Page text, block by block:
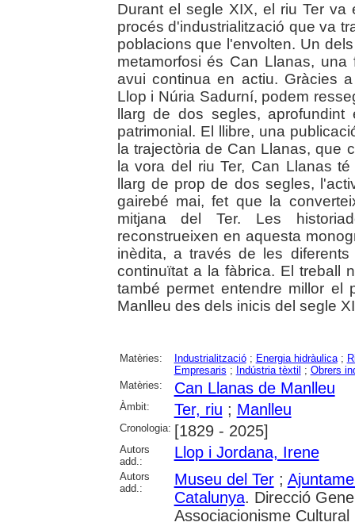
Durant el segle XIX, el riu Ter va
procés d'industrialització que va
poblacions que l'envolten. Un
metamorfosi és Can Llanas,
avui continua en actiu. Gràcies
Llop i Núria Sadurní, podem
llarg de dos segles,
patrimonial. El llibre, una
la trajectòria de Can Llanas, que
la vora del riu Ter, Can Llanas
llarg de prop de dos segles,
gairebé mai, fet que la
mitjana del Ter. Les
reconstrueixen en aquesta
inèdita, a través de les
continuïtat a la fàbrica. El treball
també permet entendre millor el
Manlleu des dels inicis del segle
Matèries: Industrialització; Energia hidràulica;
Empresaris ; Indústria tèxtil ; Obrers
Matèries:
Can Llanas de Manlleu
Àmbit: Ter, riu ; Manlleu
Cronologia: [1829 - 2025]
Autors
add.:
Llop i Jordana, Irene
Autors
add.:
Museu del Ter;
Catalunya. Direcció
Associacionisme Cultural